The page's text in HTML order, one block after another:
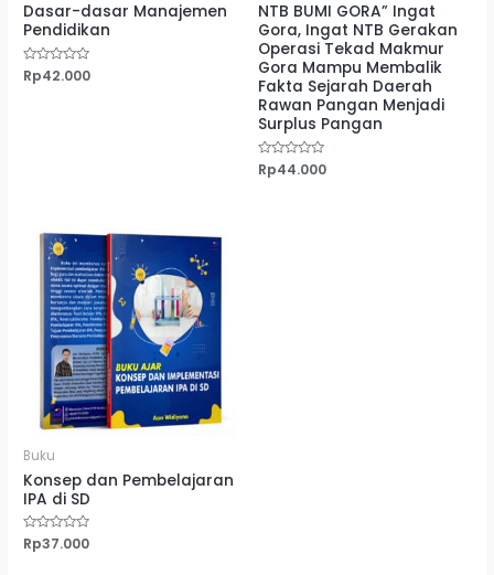
Dasar-dasar Manajemen
Pendidikan
Dinilai
0
Rp42.000
NTB BUMI GORA” Ingat
Gora, Ingat NTB Gerakan
Operasi Tekad Makmur
Gora Mampu Membalik
Fakta Sejarah Daerah
Rawan Pangan Menjadi
Surplus Pangan
Dinilai
0
Rp44.000
Buku
Konsep dan Pembelajaran
IPA di SD
Dinilai
0
Rp37.000